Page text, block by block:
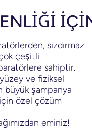
sızdırmaz
çeşitli
sahiptir.
ve fiziksel
büyük şampanya
özel çözüm
eminiz!